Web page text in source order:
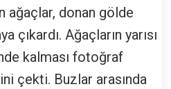
ağaçlar, donan gölde
çıkardı. Ağaçların yarısı
kalması fotoğraf
çekti. Buzlar arasında